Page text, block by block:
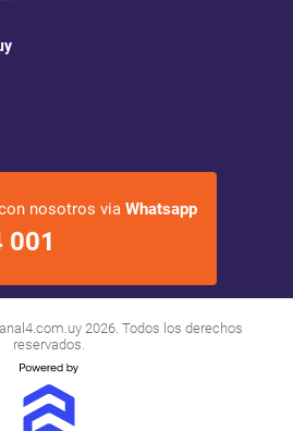
nosotros via Whatsapp
001
2026. Todos los derechos
reservados.